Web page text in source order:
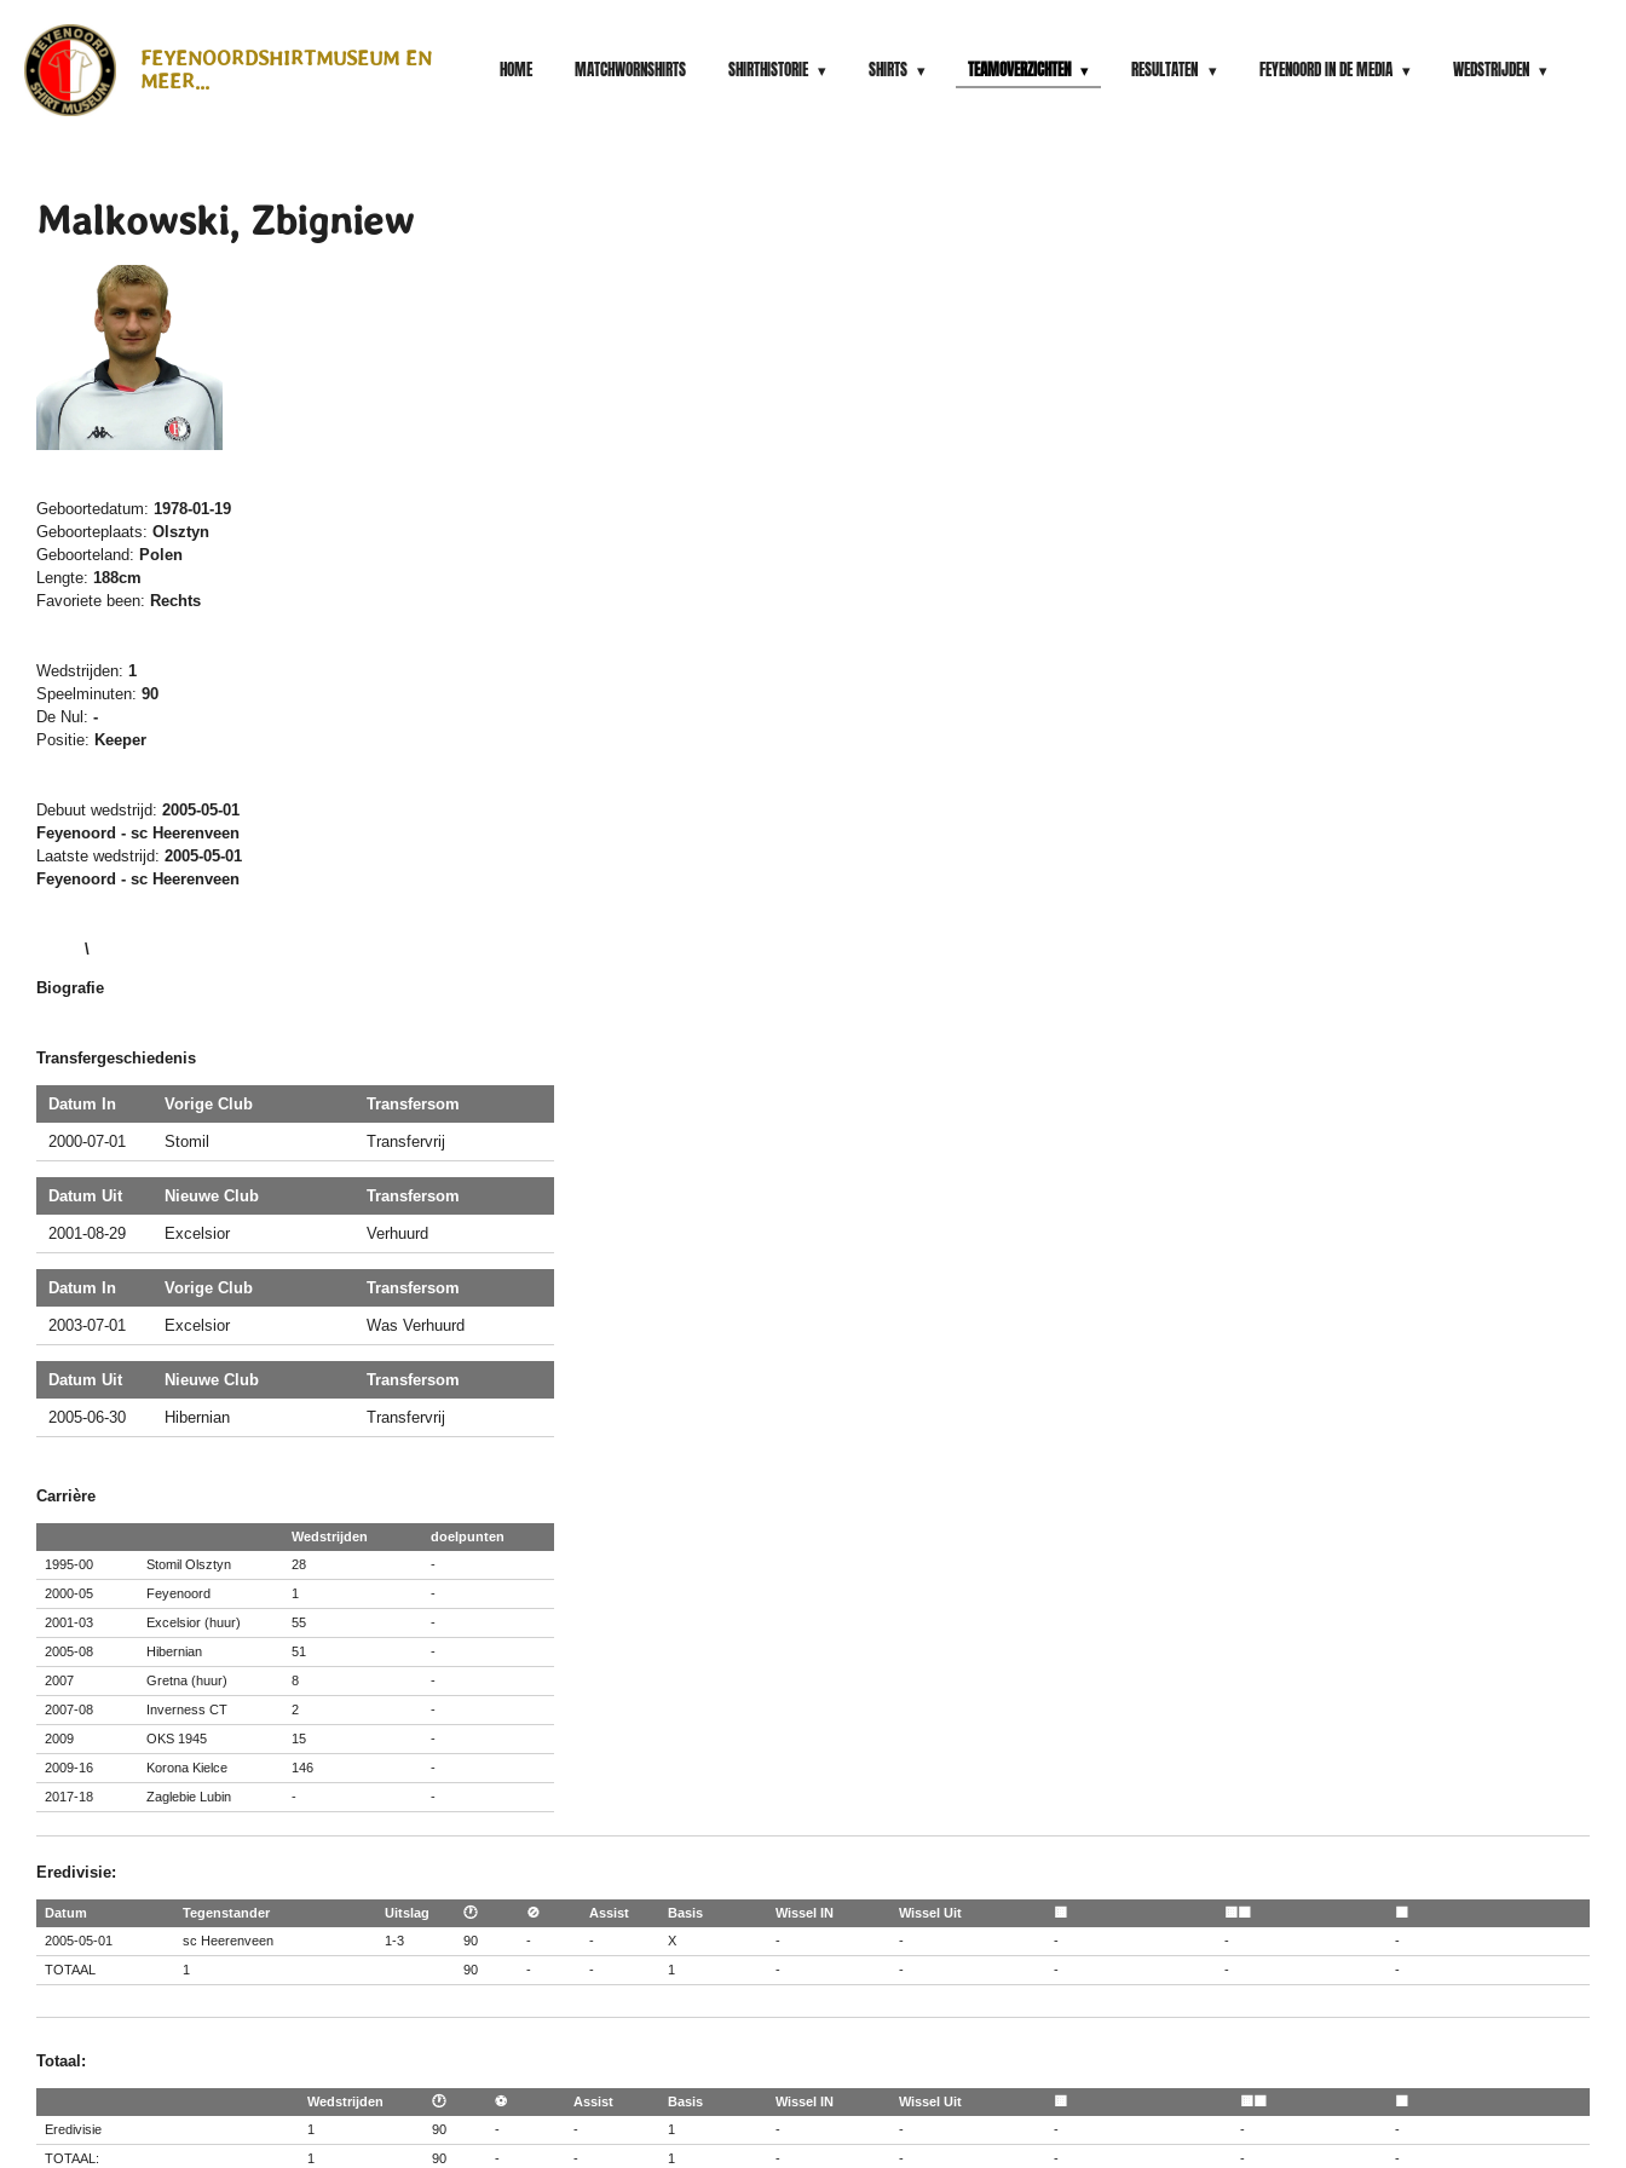
direct
naar
de
hoofdinhoud
FEYENOORDSHIRTMUSEUM EN
MEER...
HOME MATCHWORNSHIRTS SHIRTHISTORIE SHIRTS TEAMOVERZICHTEN RESULTATEN FEYENOORD IN DE MEDIA WEDSTRIJDEN
Malkowski, Zbigniew
Geboortedatum: 1978-01-19
Geboorteplaats: Olsztyn
Geboorteland: Polen
Lengte: 188cm
Favoriete been: Rechts
Wedstrijden: 1
Speelminuten: 90
De Nul: -
Positie: Keeper
Debuut wedstrijd: 2005-05-01
Feyenoord - sc Heerenveen
Laatste wedstrijd: 2005-05-01
Feyenoord - sc Heerenveen
\
Biografie
Transfergeschiedenis
Datum In Vorige Club Transfersom
2000-07-01 Stomil Transfervrij
Datum Uit Nieuwe Club Transfersom
2001-08-29 Excelsior Verhuurd
Datum In Vorige Club Transfersom
2003-07-01 Excelsior Was Verhuurd
Datum Uit Nieuwe Club Transfersom
2005-06-30 Hibernian Transfervrij
Carrière
Wedstrijden
doelpunten
1995-00
Stomil Olsztyn 28
-
2000-05
Feyenoord 1
-
2001-03
Excelsior (huur) 55
-
2005-08
Hibernian 51
-
2007
Gretna (huur) 8
-
2007-08
Inverness CT 2
-
2009
OKS 1945 15
-
2009-16
Korona Kielce 146
-
2017-18
Zaglebie Lubin - -
Eredivisie:
Datum Tegenstander Uitslag 🕐 🚫 Assist Basis Wissel IN Wissel Uit 🟨 🟨🟥
2005-05-01
sc Heerenveen 1-3 90 - - X - - - -
-
TOTAAL
1 90 - - 1 - - - - -
Totaal:
Wedstrijden 🕐 ⚽ Assist Basis Wissel IN Wissel Uit 🟨 🟨🟥
Eredivisie
1 90 - - 1 - - - -
-
TOTAAL:
1 90 - - 1 - - - - -